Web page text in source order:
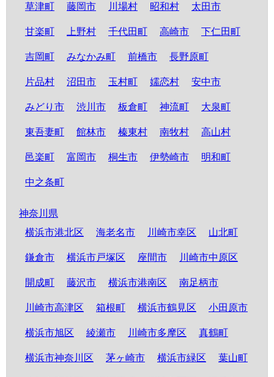
草津町
藤岡市 川場村 昭和村 太田市
甘楽町 上野村 千代田町 高崎市 下仁田町
吉岡町 みなかみ町 前橋市 長野原町
片品村 沼田市 玉村町 嬬恋村 安中市
みどり市 渋川市 板倉町 神流町 大泉町
東吾妻町 館林市 榛東村 南牧村 高山村
邑楽町 富岡市 桐生市 伊勢崎市 明和町
中之条町
神奈川県
横浜市港北区
海老名市 川崎市幸区 山北町
鎌倉市 横浜市戸塚区 座間市 川崎市中原区
開成町 藤沢市 横浜市港南区 南足柄市
川崎市高津区 箱根町 横浜市鶴見区 小田原市
横浜市旭区 綾瀬市 川崎市多摩区 真鶴町
横浜市神奈川区 茅ヶ崎市 横浜市緑区 葉山町